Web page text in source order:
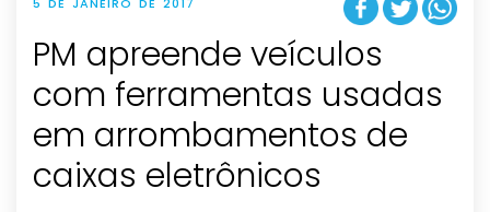
PM apreende veículos
com ferramentas usadas
em arrombamentos de
caixas eletrônicos